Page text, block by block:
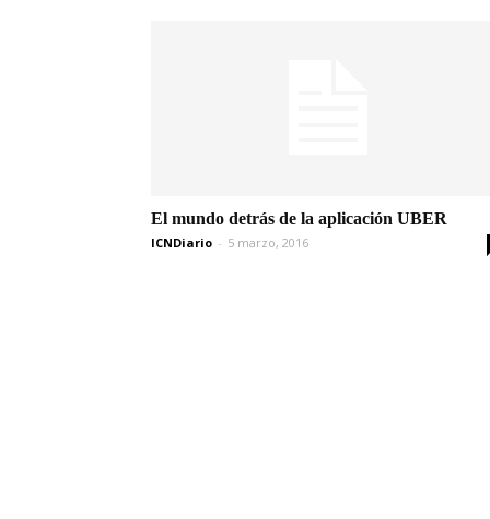
El mundo detrás de la aplicación UBER
ICNDiario - 5 marzo, 2016